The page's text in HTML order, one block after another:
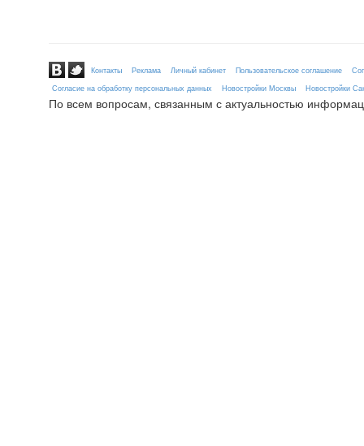
Контакты Реклама Личный кабинет Пользовательское соглашение
Согласие на обработку персональных данных
Новостройки Москвы Новостройки
По всем вопросам, связанным с актуальностью